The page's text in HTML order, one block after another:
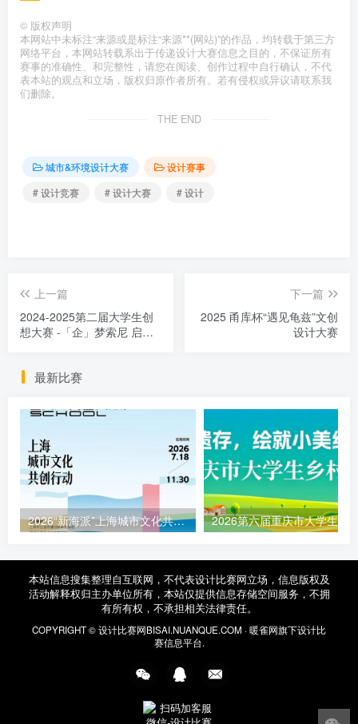
© 版权声明
本网站中未标注“来源或是标注“来源**(网站)”的作品，均转载于第三方
网络平台，本网站转载系出于传递设计大赛信息之目的，不保证所有
赛事的准确性、和完整性，请您在阅读、创作过程中自行确认，不代
表本站的观点和立场，版权归原作者所有。若有侵权或异议请联系我
们删除。
THE END
城市&环境设计大赛
设计赛事
# 设计竞赛
# 设计大赛 # 设计
上一篇
2024-2025第二届大学生创
想大赛 -「企」梦索尼 启动
下一篇
2025 甬库杯“遇见龟兹”文创
设计大赛
最新比赛
2026“新海派”上海城市文化共创行动征集函
本站信息搜集整理自互联网，不代表设计比赛网立场，信息版权及
活动解释权归主办单位所有，本站仅提供信息存储空间服务，不拥
有所有权，不承担相关法律责任。
COPYRIGHT ©设计比赛网BISAI.NUANQUE.COM ·暖雀网旗下设计比
赛信息平台.